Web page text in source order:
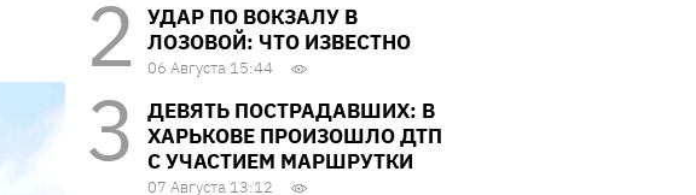
УДАР ПО ВОКЗАЛУ В
ЛОЗОВОЙ: ЧТО ИЗВЕСТНО
06 Августа 15:44
ДЕВЯТЬ ПОСТРАДАВШИХ: В
ХАРЬКОВЕ ПРОИЗОШЛО ДТП
С УЧАСТИЕМ МАРШРУТКИ
07 Августа 13:12